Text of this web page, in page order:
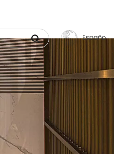
Español
English
Русский
Español